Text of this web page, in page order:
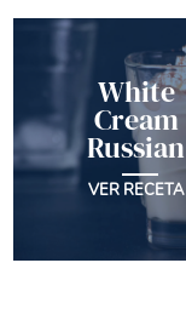
White
Cream
Russian
VER RECETA